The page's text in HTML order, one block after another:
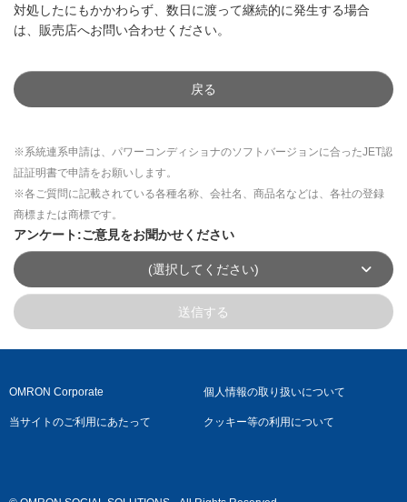
対処したにもかかわらず、数日に渡って継続的に発生する場合
は、販売店へお問い合わせください。
戻る
※系統連系申請は、パワーコンディショナのソフトバージョンに合ったJET認
証証明書で申請をお願いします。
※各ご質問に記載されている各種名称、会社名、商品名などは、各社の登録
商標または商標です。
アンケート:ご意見をお聞かせください
(選択してください)
送信する
OMRON Corporate 個人情報の取り扱いについて
当サイトのご利用にあたって クッキー等の利用について